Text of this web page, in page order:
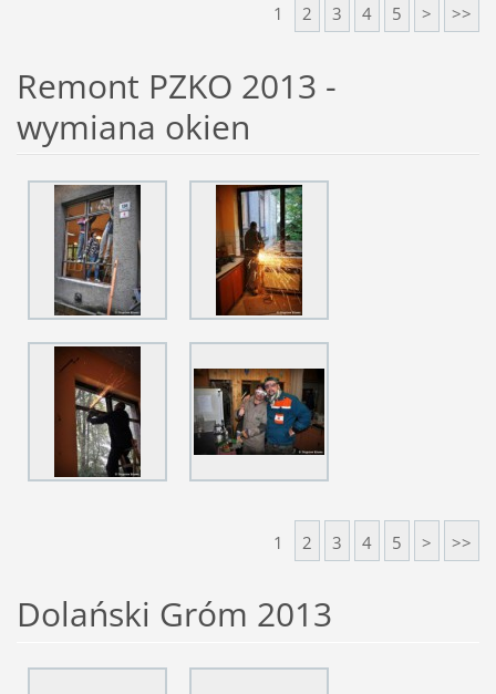
1 2 3 4 5 > >>
Remont PZKO 2013 -
wymiana okien
1 2 3 4 5 > >>
Dolański Gróm 2013